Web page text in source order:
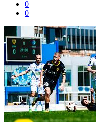
0
0